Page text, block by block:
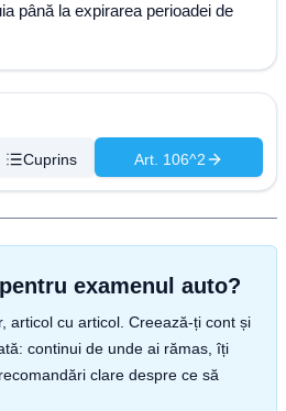
până la expirarea perioadei de
Cuprins Art. 106^2
examenul auto?
articol cu articol. Creează-ți cont și
continui de unde ai rămas, îți
clare despre ce să